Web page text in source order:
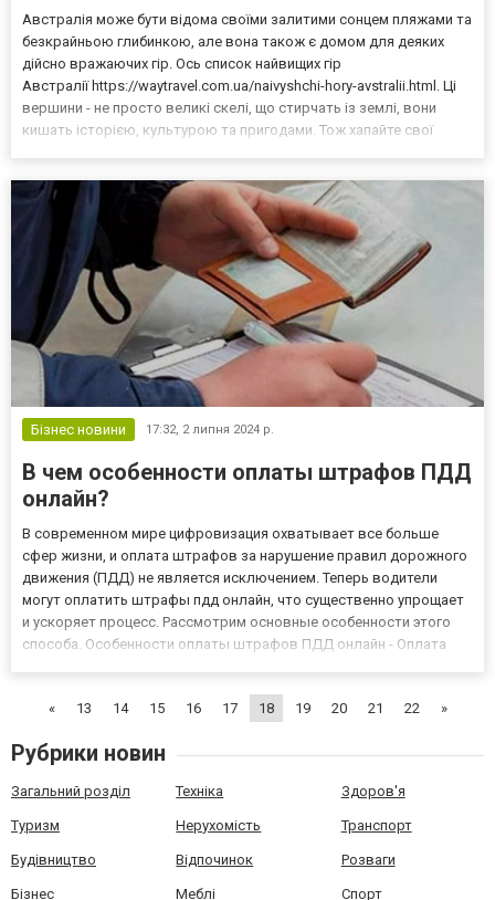
Австралія може бути відома своїми залитими сонцем пляжами та
безкрайньою глибинкою, але вона також є домом для деяких
дійсно вражаючих гір. Ось список найвищих гір
Австралії https://waytravel.com.ua/naivyshchi-hory-avstralii.html. Ці
вершини - не просто великі скелі, що стирчать із землі, вони
кишать історією, культурою та пригодами. Тож хапайте свої
Бізнес новини 17:32, 2 липня 2024 р.
В чем особенности оплаты штрафов ПДД
онлайн?
В современном мире цифровизация охватывает все больше
сфер жизни, и оплата штрафов за нарушение правил дорожного
движения (ПДД) не является исключением. Теперь водители
могут оплатить штрафы пдд онлайн, что существенно упрощает
и ускоряет процесс. Рассмотрим основные особенности этого
способа. Особенности оплаты штрафов ПДД онлайн - Оплата
«
13 14 15 16 17 18 19 20 21 22 »
Рубрики новин
Загальний розділ Техніка Здоров'я
Туризм Нерухомість Транспорт
Будівництво Відпочинок Розваги
Бізнес Меблі Спорт